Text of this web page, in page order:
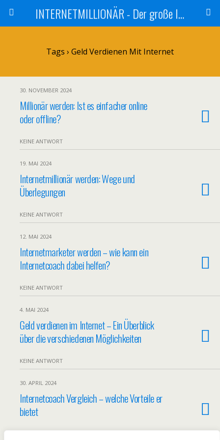
INTERNETMILLIONÄR - Der große Internetmarketer Vergleich
Tags › Geld Verdienen Mit Internet
30. NOVEMBER 2024
Millionär werden: Ist es einfacher online
oder offline?
KEINE ANTWORT
19. MAI 2024
Internetmillionär werden: Wege und
Überlegungen
KEINE ANTWORT
12. MAI 2024
Internetmarketer werden – wie kann ein
Internetcoach dabei helfen?
KEINE ANTWORT
4. MAI 2024
Geld verdienen im Internet – Ein Überblick
über die verschiedenen Möglichkeiten
KEINE ANTWORT
30. APRIL 2024
Internetcoach Vergleich – welche Vorteile er
bietet